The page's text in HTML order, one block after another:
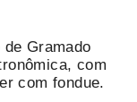
Gramado
com
com fondue.